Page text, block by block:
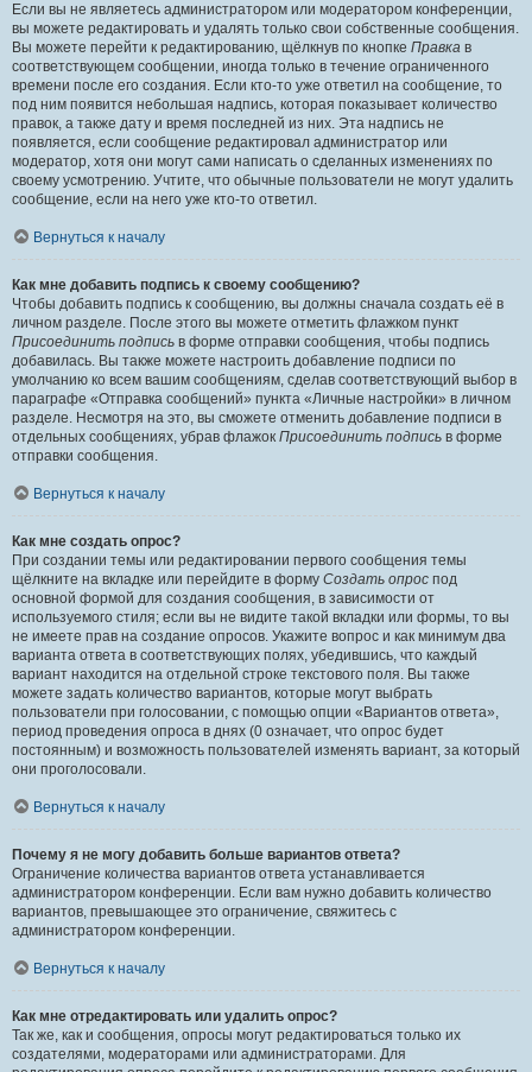
Если вы не являетесь администратором или модератором конференции,
вы можете редактировать и удалять только свои собственные сообщения.
Вы можете перейти к редактированию, щёлкнув по кнопке Правка в
соответствующем сообщении, иногда только в течение ограниченного
времени после его создания. Если кто-то уже ответил на сообщение, то
под ним появится небольшая надпись, которая показывает количество
правок, а также дату и время последней из них. Эта надпись не
появляется, если сообщение редактировал администратор или
модератор, хотя они могут сами написать о сделанных изменениях по
своему усмотрению. Учтите, что обычные пользователи не могут удалить
сообщение, если на него уже кто-то ответил.
Вернуться к началу
Как мне добавить подпись к своему сообщению?
Чтобы добавить подпись к сообщению, вы должны сначала создать её в
личном разделе. После этого вы можете отметить флажком пункт
Присоединить подпись в форме отправки сообщения, чтобы подпись
добавилась. Вы также можете настроить добавление подписи по
умолчанию ко всем вашим сообщениям, сделав соответствующий выбор в
параграфе «Отправка сообщений» пункта «Личные настройки» в личном
разделе. Несмотря на это, вы сможете отменить добавление подписи в
отдельных сообщениях, убрав флажок Присоединить подпись в форме
отправки сообщения.
Вернуться к началу
Как мне создать опрос?
При создании темы или редактировании первого сообщения темы
щёлкните на вкладке или перейдите в форму Создать опрос под
основной формой для создания сообщения, в зависимости от
используемого стиля; если вы не видите такой вкладки или формы, то вы
не имеете прав на создание опросов. Укажите вопрос и как минимум два
варианта ответа в соответствующих полях, убедившись, что каждый
вариант находится на отдельной строке текстового поля. Вы также
можете задать количество вариантов, которые могут выбрать
пользователи при голосовании, с помощью опции «Вариантов ответа»,
период проведения опроса в днях (0 означает, что опрос будет
постоянным) и возможность пользователей изменять вариант, за который
они проголосовали.
Вернуться к началу
Почему я не могу добавить больше вариантов ответа?
Ограничение количества вариантов ответа устанавливается
администратором конференции. Если вам нужно добавить количество
вариантов, превышающее это ограничение, свяжитесь с
администратором конференции.
Вернуться к началу
Как мне отредактировать или удалить опрос?
Так же, как и сообщения, опросы могут редактироваться только их
создателями, модераторами или администраторами. Для